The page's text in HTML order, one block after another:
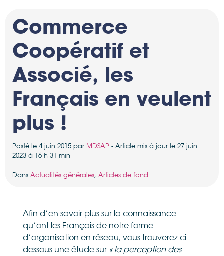
Commerce
Coopératif et
Associé, les
Français en veulent
plus !
Posté le 4 juin 2015 par MDSAP - Article mis à jour le 27 juin
2023 à 16 h 31 min
Dans Actualités générales, Articles de fond
Afin d’en savoir plus sur la connaissance
qu’ont les Français de notre forme
d’organisation en réseau, vous trouverez ci-
dessous une étude sur « la perception des